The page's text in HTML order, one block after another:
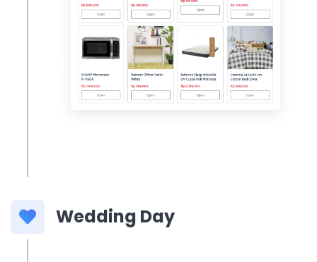
Wedding Day